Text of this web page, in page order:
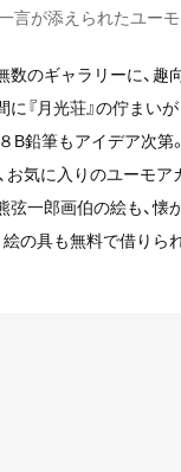
言が添えられたユー
数のギャラリーに、趣
『月光荘』の佇まい
B鉛筆もアイデア次第
お気に入りのユーモ
弦一郎画伯の絵も、懐
の具も無料で借りら